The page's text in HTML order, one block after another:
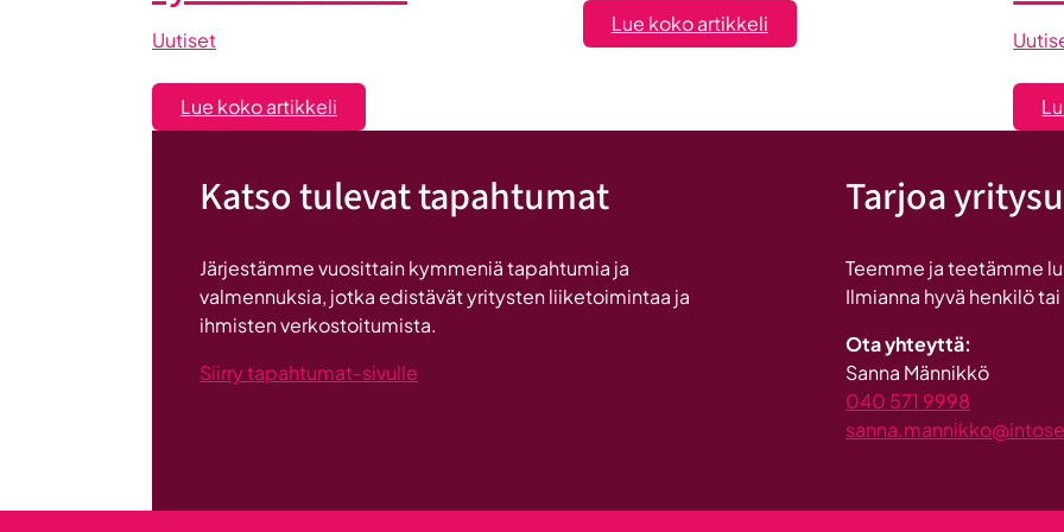
Uutiset
Lue koko artikkeli
Liiketoiminta
-
valmennuksessa
ryhmän
tuesta
Lue koko artikkeli:
Maailma
Katso tulevat tapahtumat
Järjestämme vuosittain kymmeniä tapahtumia ja
valmennuksia, jotka edistävät yritysten liiketoimintaa ja
ihmisten verkostoitumista.
Siirry tapahtumat-sivulle
Tarjoa
Teemme ja teetämme
Ilmianna hyvä henkilö
Ota yhteyttä:
Sanna Männikkö
040 571 9998